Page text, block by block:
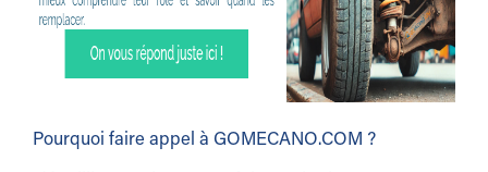
Pourquoi faire appel à GOMECANO.COM ?